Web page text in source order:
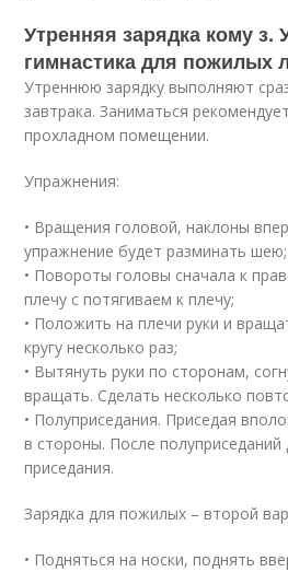
Утренняя зарядка кому з.
гимнастика для пожилых
Утреннюю зарядку выполняют
завтрака. Заниматься
прохладном помещении.
Упражнения:
• Вращения головой, наклоны
упражнение будет разминать шею;
• Повороты головы сначала к
плечу с потягиваем к плечу;
• Положить на плечи руки и
кругу несколько раз;
• Вытянуть руки по сторонам,
вращать. Сделать несколько
• Полуприседания. Приседая
в стороны. После
приседания.
Зарядка для пожилых – второй
• Подняться на носки, поднять